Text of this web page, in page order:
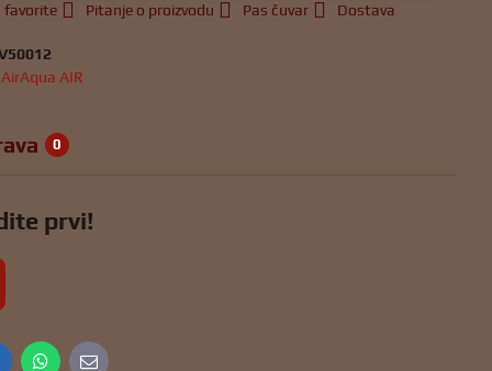
favorite Pitanje o proizvodu Pas čuvar Dostava
AirAqua AIR
0
prvi!